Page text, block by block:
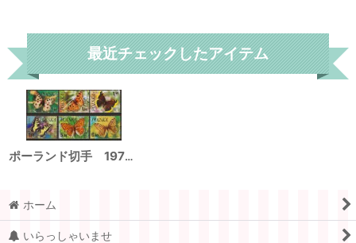
最近チェックしたアイテム
ポーランド切手 1977年 蝶 6種
ホーム
いらっしゃいませ